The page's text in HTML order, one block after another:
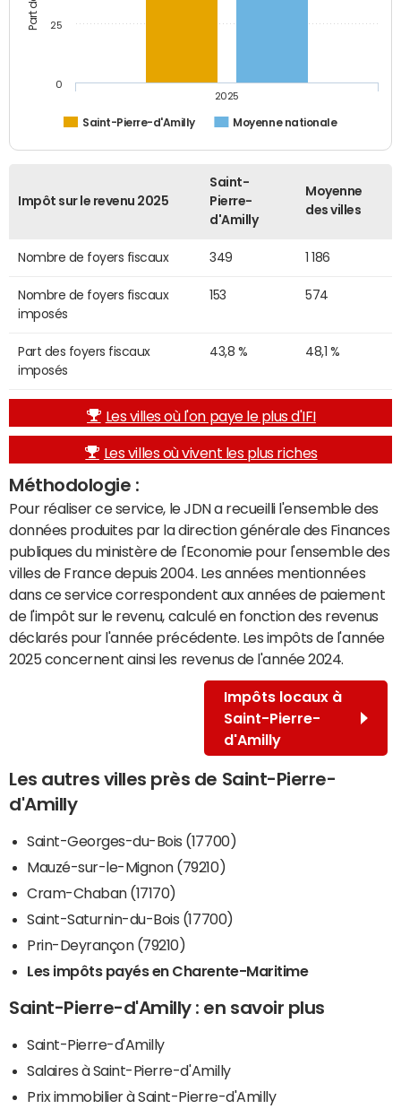
Saint-Pierre-d'Amilly Moyenne nationale
2025
0
25
Impôt sur le revenu 2025
Saint-
Pierre-
d'Amilly
Moyenne
des villes
Nombre de foyers fiscaux 349 1 186
Nombre de foyers fiscaux
imposés
153 574
Part des foyers fiscaux
imposés
43,8 % 48,1 %
Les villes où l'on paye le plus d'IFI
Les villes où vivent les plus riches
Méthodologie :
Pour réaliser ce service, le JDN a recueilli l'ensemble des
données produites par la direction générale des Finances
publiques du ministère de l'Economie pour l'ensemble des
villes de France depuis 2004. Les années mentionnées
dans ce service correspondent aux années de paiement
de l'impôt sur le revenu, calculé en fonction des revenus
déclarés pour l'année précédente. Les impôts de l'année
2025 concernent ainsi les revenus de l'année 2024.
Impôts locaux à
Saint-Pierre-
d'Amilly
Les autres villes près de Saint-Pierre-
d'Amilly
Saint-Georges-du-Bois (17700)
Mauzé-sur-le-Mignon (79210)
Cram-Chaban (17170)
Saint-Saturnin-du-Bois (17700)
Prin-Deyrançon (79210)
Les impôts payés en Charente-Maritime
Saint-Pierre-d'Amilly : en savoir plus
Saint-Pierre-d'Amilly
Salaires à Saint-Pierre-d'Amilly
Prix immobilier à Saint-Pierre-d'Amilly